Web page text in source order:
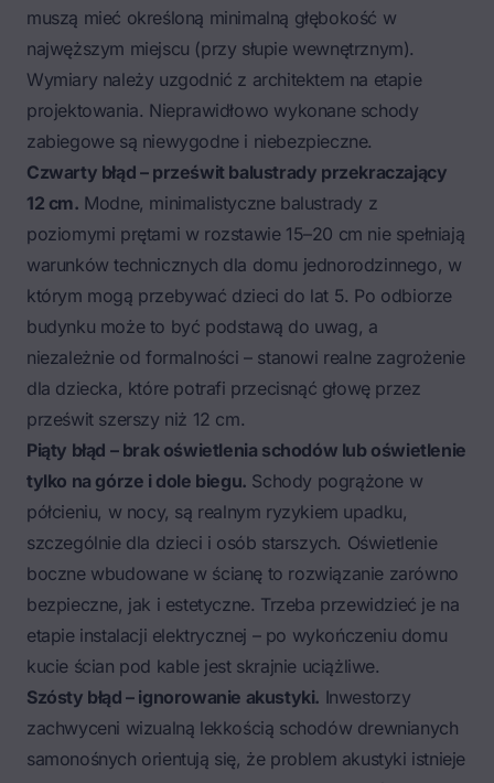
muszą mieć określoną minimalną głębokość w
najwęższym miejscu (przy słupie wewnętrznym).
Wymiary należy uzgodnić z architektem na etapie
projektowania. Nieprawidłowo wykonane schody
zabiegowe są niewygodne i niebezpieczne.
Czwarty błąd – prześwit balustrady przekraczający
12 cm. Modne, minimalistyczne balustrady z
poziomymi prętami w rozstawie 15–20 cm nie spełniają
warunków technicznych dla domu jednorodzinnego, w
którym mogą przebywać dzieci do lat 5. Po odbiorze
budynku może to być podstawą do uwag, a
niezależnie od formalności – stanowi realne zagrożenie
dla dziecka, które potrafi przecisnąć głowę przez
prześwit szerszy niż 12 cm.
Piąty błąd – brak oświetlenia schodów lub oświetlenie
tylko na górze i dole biegu. Schody pogrążone w
półcieniu, w nocy, są realnym ryzykiem upadku,
szczególnie dla dzieci i osób starszych. Oświetlenie
boczne wbudowane w ścianę to rozwiązanie zarówno
bezpieczne, jak i estetyczne. Trzeba przewidzieć je na
etapie instalacji elektrycznej – po wykończeniu domu
kucie ścian pod kable jest skrajnie uciążliwe.
Szósty błąd – ignorowanie akustyki. Inwestorzy
zachwyceni wizualną lekkością schodów drewnianych
samonośnych orientują się, że problem akustyki istnieje